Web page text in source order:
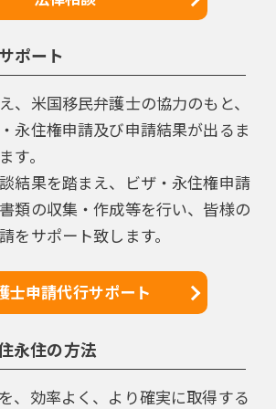
ポート
、米国移民弁護士の協力のもと、
永住権申請及び申請結果が出るま
す。
結果を踏まえ、ビザ・永住権申請
類の収集・作成等を行い、皆様の
をサポート致します。
士申請代行サポート
永住の方法
、効率よく、より確実に取得する